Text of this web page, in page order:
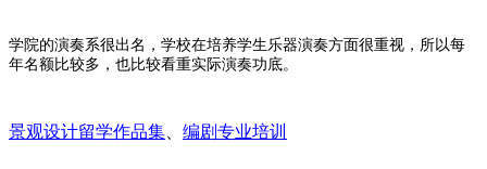
学院的演奏系很出名，学校在培养学生乐器演奏方面很重视，所以每
年名额比较多，也比较看重实际演奏功底。
景观设计留学作品集 编剧专业培训